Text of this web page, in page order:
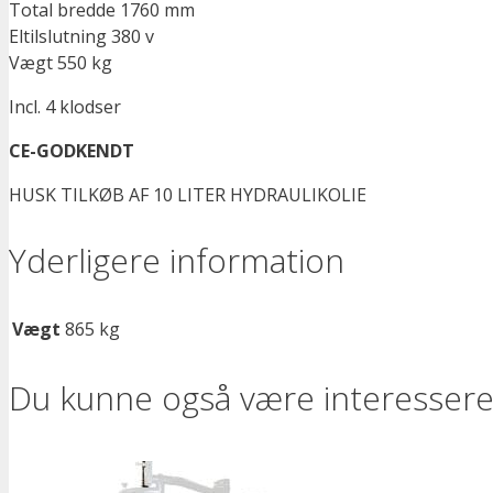
Total bredde 1760 mm
Eltilslutning 380 v
Vægt 550 kg
Incl. 4 klodser
CE-GODKENDT
HUSK TILKØB AF 10 LITER HYDRAULIKOLIE
Yderligere information
Vægt 865 kg
Du kunne også være